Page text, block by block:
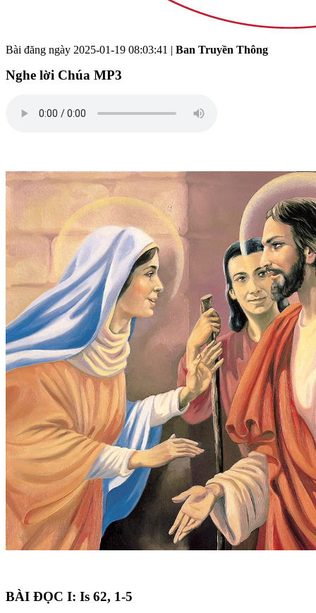
Bài đăng ngày 2025-01-19 08:03:41 | Ban Truyền Thông
Nghe lời Chúa MP3
BÀI ĐỌC I: Is 62, 1-5